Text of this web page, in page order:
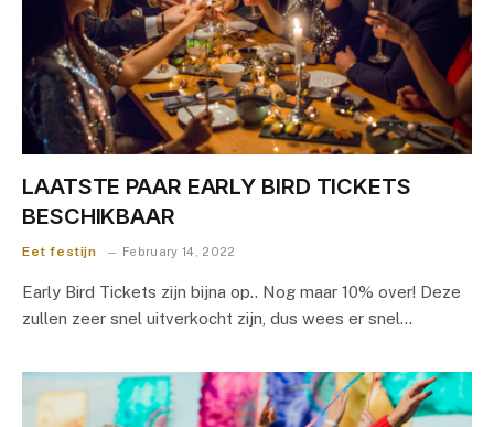
LAATSTE PAAR EARLY BIRD TICKETS
BESCHIKBAAR
Eet festijn February 14, 2022
Early Bird Tickets zijn bijna op.. Nog maar 10% over! Deze
zullen zeer snel uitverkocht zijn, dus wees er snel…